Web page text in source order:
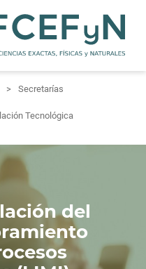
Secretarías
Tecnológica
del